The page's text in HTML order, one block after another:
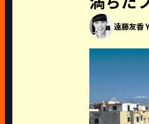
遠藤友香